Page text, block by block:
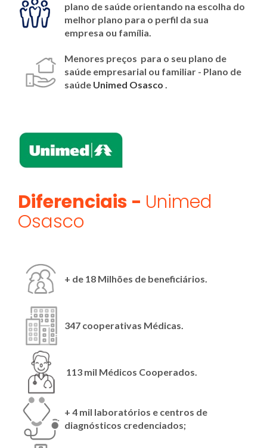
plano de saúde orientando na escolha do
melhor plano para o perfil da sua
empresa ou família.
Menores preços para o seu plano de
saúde empresarial ou familiar - Plano de
saúde Unimed Osasco .
Diferenciais - Unimed
Osasco
+ de 18 Milhões de beneficiários.
347 cooperativas Médicas.
113 mil Médicos Cooperados.
+ 4 mil laboratórios e centros de
diagnósticos credenciados;